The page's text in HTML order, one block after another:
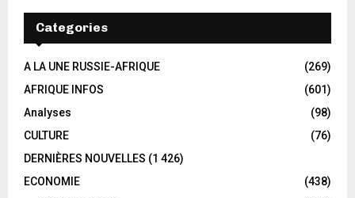
Categories
A LA UNE RUSSIE-AFRIQUE
(269)
AFRIQUE INFOS
(601)
Analyses
(98)
CULTURE
(76)
DERNIÈRES NOUVELLES (1 426)
ECONOMIE
(438)